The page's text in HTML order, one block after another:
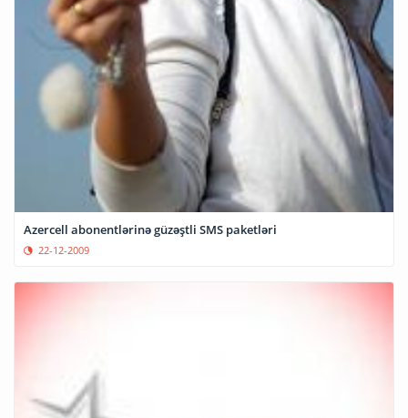
Azercell abonentlərinə güzəştli SMS paketləri
22-12-2009